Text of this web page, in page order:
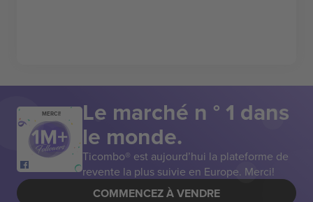
MERCI! Le marché n ° 1 dans
le monde.
Ticombo® est aujourd’hui la plateforme de
revente la plus suivie en Europe. Merci!
COMMENCEZ À VENDRE